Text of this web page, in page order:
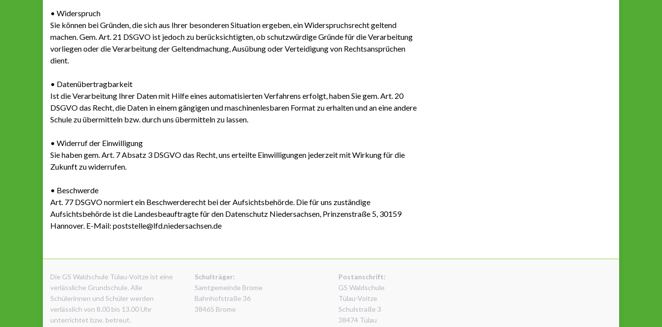
• Widerspruch
Sie können bei Gründen, die sich aus Ihrer besonderen Situation ergeben, ein Widerspruchsrecht geltend
machen. Gem. Art. 21 DSGVO ist jedoch zu berücksichtigten, ob schutzwürdige Gründe für die Verarbeitung
vorliegen oder die Verarbeitung der Geltendmachung, Ausübung oder Verteidigung von Rechtsansprüchen
dient.
• Datenübertragbarkeit
Ist die Verarbeitung Ihrer Daten mit Hilfe eines automatisierten Verfahrens erfolgt, haben Sie gem. Art. 20
DSGVO das Recht, die Daten in einem gängigen und maschinenlesbaren Format zu erhalten und an eine andere
Schule zu übermitteln bzw. durch uns übermitteln zu lassen.
• Widerruf der Einwilligung
Sie haben gem. Art. 7 Absatz 3 DSGVO das Recht, uns erteilte Einwilligungen jederzeit mit Wirkung für die
Zukunft zu widerrufen.
• Beschwerde
Art. 77 DSGVO normiert ein Beschwerderecht bei der Aufsichtsbehörde. Die für uns zuständige
Aufsichtsbehörde ist die Landesbeauftragte für den Datenschutz Niedersachsen, Prinzenstraße 5, 30159
Hannover. E-Mail: poststelle@lfd.niedersachsen.de
Die GS Waldschule Tülau-Voitze ist eine
verlässliche Grundschule. Alle
Schülerinnen und Schüler werden
verlässlich von 8.00 bis 13.00 Uhr
unterrichtet bzw. betreut.
Schulträger:
Samtgemeinde Brome
Bahnhofstraße 36
38465 Brome
Postanschrift:
GS Waldschule
Tülau-Voitze
Schulstraße 3
38474 Tülau